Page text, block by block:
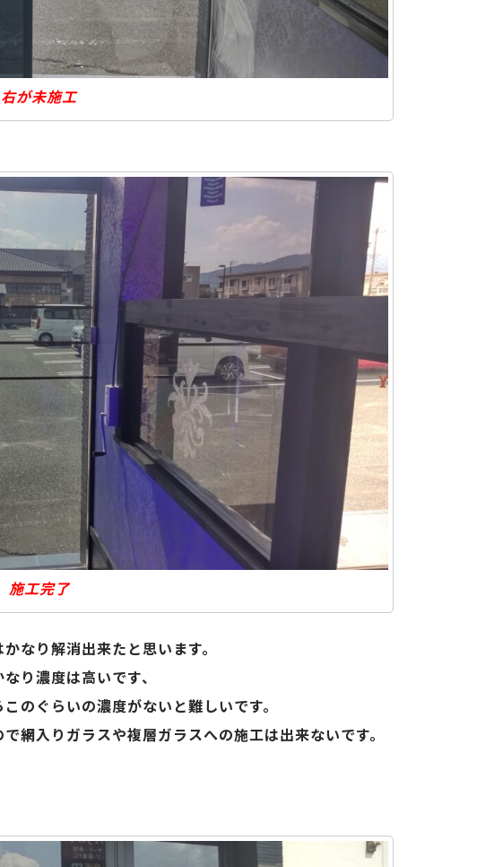
右が未施工
施工完了
なり解消出来たと思います。
り濃度は高いです、
のぐらいの濃度がないと難しいです。
網入りガラスや複層ガラスへの施工は出来ないです。